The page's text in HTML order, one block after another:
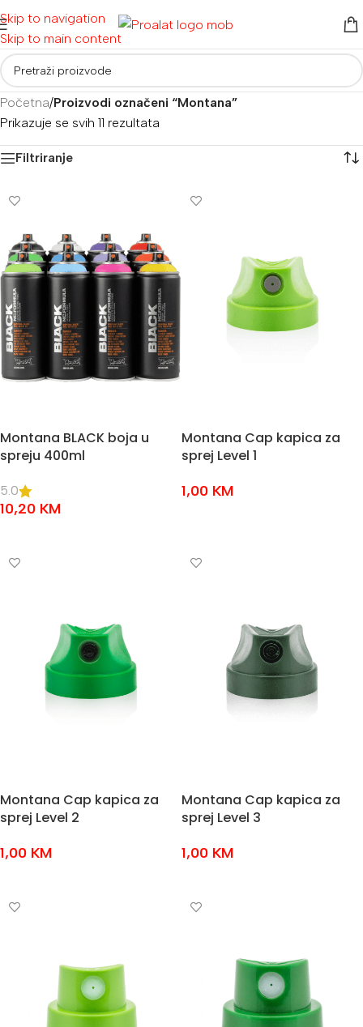
Skip to navigation
Skip to main content
Početna/Proizvodi označeni “Montana”
Prikazuje se svih 11 rezultata
Filtriranje
Montana BLACK boja u
spreju 400ml
5.0
10,20 KM
Montana Cap kapica za
sprej Level 1
1,00 KM
Montana Cap kapica za
sprej Level 2
1,00 KM
Montana Cap kapica za
sprej Level 3
1,00 KM